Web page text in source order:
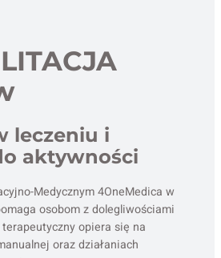
leczeniu i
aktywności
Medycznym 4OneMedica w
osobom z dolegliwościami
opiera się na
oraz działaniach